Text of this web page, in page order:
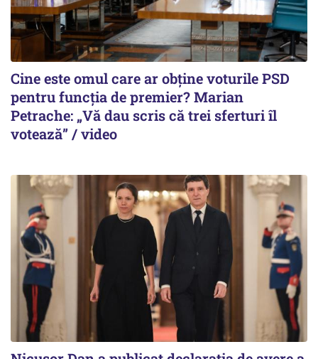
Cine este omul care ar obține voturile PSD
pentru funcția de premier? Marian
Petrache: „Vă dau scris că trei sferturi îl
votează” / video